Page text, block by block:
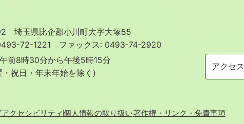
埼玉県比企郡小川町大字大塚55
72-1221 ファックス: 0493-74-2920
前8時30分から午後5時15分
祝日・年末年始を除く)
アクセス
クセシビリティ個人情報の取り扱い著作権・リンク・免責事項